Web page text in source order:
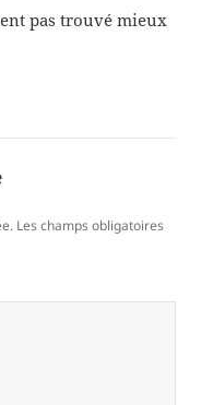
pas trouvé mieux
Les champs obligatoires